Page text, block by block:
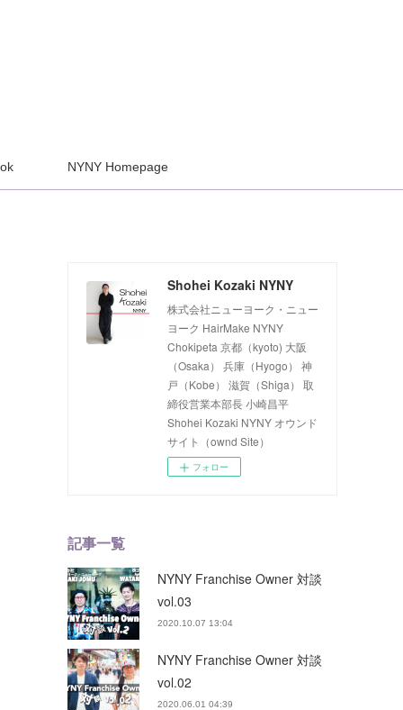
NYNY Homepage
Shohei Kozaki NYNY
株式会社ニューヨーク・ニュー
ヨーク HairMake NYNY
Chokipeta 京都（kyoto) 大阪
（Osaka） 兵庫（Hyogo） 神
戸（Kobe） 滋賀（Shiga） 取
締役営業本部長 小崎昌平
Shohei Kozaki NYNY オウンド
サイト（ownd Site）
フォロー
記事一覧
NYNY Franchise Owner 対談
vol.03
2020.10.07 13:04
NYNY Franchise Owner 対談
vol.02
2020.06.01 04:39